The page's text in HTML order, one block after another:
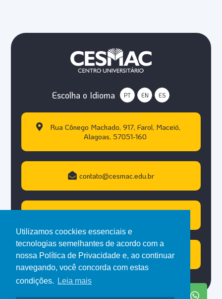
Utilizamos coockies essenciais e
tecnologias semelhantes de acordo com a
nossa Política de Privacidade e, ao continuar
navegando, você concorda com estas
condições.
Leia mais
Escolha o Idioma PT EN ES
Rua Cônego Machado, 917, Farol, Maceió,
Alagoas, 57051-160
contato@cesmac.edu.br
Atendimento WhastApp